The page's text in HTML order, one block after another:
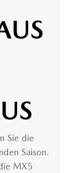
Sie die
Saison.
MX5